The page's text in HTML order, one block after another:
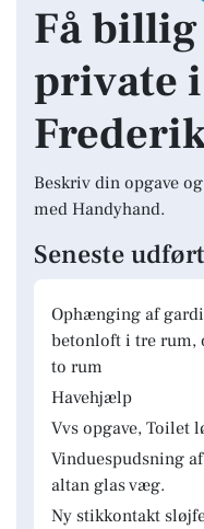
Få
private i
Beskriv din opgave
med Handyhand.
Seneste
Ophænging af
betonloft i tre rum,
to rum
Havehjælp
Vvs opgave, Toilet
Vinduespudsning
altan glas væg.
Ny stikkontakt